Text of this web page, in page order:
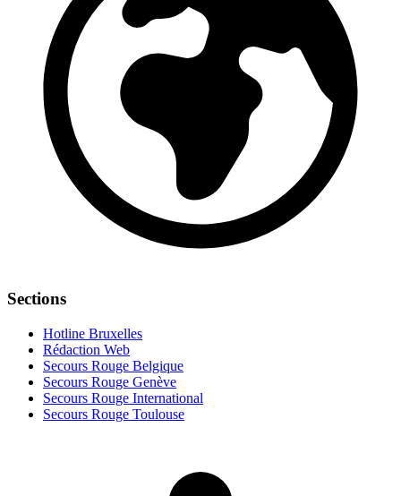
Sections
Hotline Bruxelles
Rédaction Web
Secours Rouge Belgique
Secours Rouge Genève
Secours Rouge International
Secours Rouge Toulouse